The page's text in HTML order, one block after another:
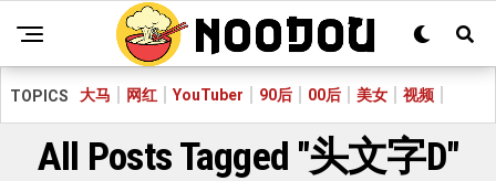
TOPICS 大马 网红 YouTuber 90后 00后 美女 视频
All Posts Tagged "头文字D"